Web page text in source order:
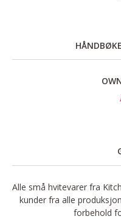
Alle små hvitevarer fra
kunder fra alle
forbehold